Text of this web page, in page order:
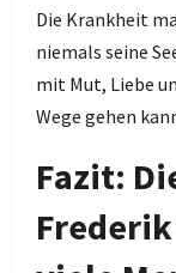
Die Krankheit
niemals seine
mit Mut, Liebe
Wege gehen
Fazit: